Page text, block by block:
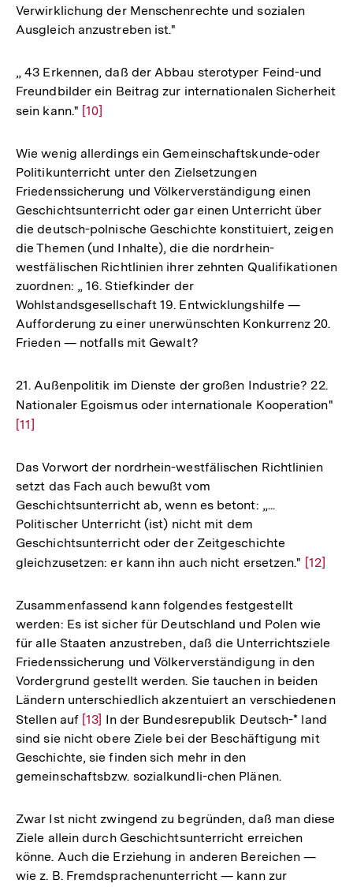
Verwirklichung der Menschenrechte und sozialen
Ausgleich anzustreben ist."
„ 43 Erkennen, daß der Abbau sterotyper Feind-und
Freundbilder ein Beitrag zur internationalen Sicherheit
sein kann." Zur
der
Fußnote
[10]
Wie wenig allerdings ein Gemeinschaftskunde-oder
Politikunterricht unter den Zielsetzungen
Friedenssicherung und Völkerverständigung einen
Geschichtsunterricht oder gar einen Unterricht über
die deutsch-polnische Geschichte konstituiert, zeigen
die Themen (und Inhalte), die die nordrhein-
westfälischen Richtlinien ihrer zehnten Qualifikationen
zuordnen: „ 16. Stiefkinder der
Wohlstandsgesellschaft 19. Entwicklungshilfe —
Aufforderung zu einer unerwünschten Konkurrenz 20.
Frieden — notfalls mit Gewalt?
21. Außenpolitik im Dienste der großen Industrie? 22.
Nationaler Egoismus oder internationale Kooperation"
[11]
Das Vorwort der nordrhein-westfälischen Richtlinien
setzt das Fach auch bewußt vom
Geschichtsunterricht ab, wenn es betont: „...
Politischer Unterricht (ist) nicht mit dem
Geschichtsunterricht oder der Zeitgeschichte
gleichzusetzen: er kann ihn auch nicht ersetzen." Zur
Fußnote
[12]
Zusammenfassend kann folgendes festgestellt
werden: Es ist sicher für Deutschland und Polen wie
für alle Staaten anzustreben, daß die Unterrichtsziele
Friedenssicherung und Völkerverständigung in den
Vordergrund gestellt werden. Sie tauchen in beiden
Ländern unterschiedlich akzentuiert an verschiedenen
Stellen auf Zur
Auflösung
der
Fußnote
[13] In der Bundesrepublik Deutsch-* land
sind sie nicht obere Ziele bei der Beschäftigung mit
Geschichte, sie finden sich mehr in den
gemeinschaftsbzw. sozialkundli-chen Plänen.
Zwar Ist nicht zwingend zu begründen, daß man diese
Ziele allein durch Geschichtsunterricht erreichen
könne. Auch die Erziehung in anderen Bereichen —
wie z. B. Fremdsprachenunterricht — kann zur